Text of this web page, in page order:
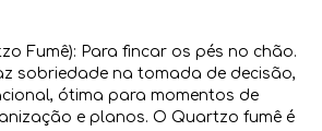
Fumê): Para fincar os pés no chão.
sobriedade na tomada de decisão,
ótima para momentos de
e planos. O Quartzo fumê é